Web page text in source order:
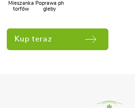
Mieszanka
torfów
Poprawa ph
gleby
Kup teraz